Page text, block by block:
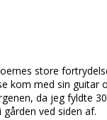
store
kom med sin guitar
da jeg fyldte
ved siden af.